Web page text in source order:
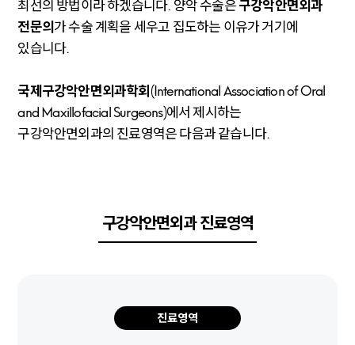
최선의 방법이라 하겠습니다. 양악 수술은구강악안면외과
전문의가 수술 계획을 세우고 집도하는 이유가 거기에
있습니다.
국제구강악안면외과학회(International Association of Oral
and Maxillofacial Surgeons)에서 제시하는
구강악안면외과의 진료영역은 다음과 같습니다.
구강악안면외과 진료영역
진료영역